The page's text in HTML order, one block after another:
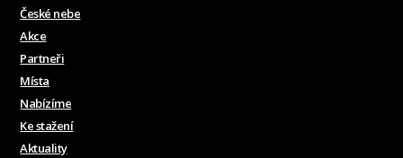
České nebe
Akce
Partneři
Místa
Nabízíme
Ke stažení
Aktuality